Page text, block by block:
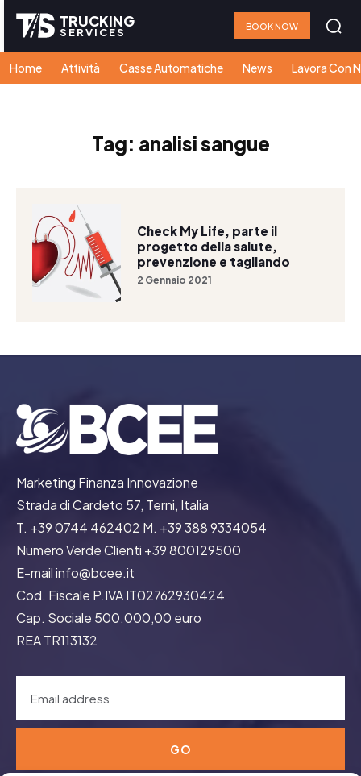
TRUCKING
SERVICES BOOK NOW
Home Attività Casse Automatiche News Lavora Con
Tag: analisi sangue
Check My Life, parte il
progetto della salute,
prevenzione e tagliando
2 Gennaio 2021
Marketing Finanza Innovazione
Strada di Cardeto 57, Terni, Italia
T. +39 0744 462402 M. +39 388 9334054
Numero Verde Clienti +39 800129500
E-mail info@bcee.it
Cod. Fiscale P.IVA IT02762930424
Cap. Sociale 500.000,00 euro
REA TR113132
GO